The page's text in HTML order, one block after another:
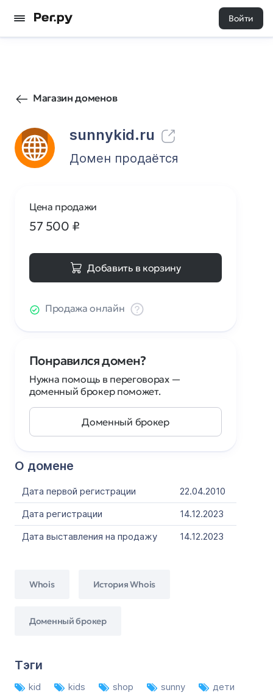
Войти
Магазин доменов
sunnykid.ru
89 0
Домен продаётся
О домене
Дата первой регистрации
22.04.2010
Дата регистрации
14.12.2023
Дата выставления на продажу
14.12.2023
Whois История Whois
Доменный брокер
Тэги
kid kids shop sunny
дети
Цена продажи
57 500 ₽
Добавить в корзину
Продажа онлайн
Понравился домен?
Нужна помощь в переговорах —
доменный брокер поможет.
Доменный брокер